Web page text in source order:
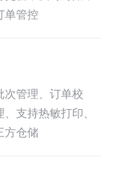
单管控
次管理、订单校
支持热敏打印、
方仓储